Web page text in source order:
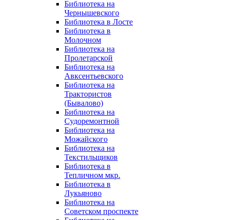
Библиотека на
Чернышевского
Библиотека в Лосте
Библиотека в
Молочном
Библиотека на
Пролетарской
Библиотека на
Авксентьевского
Библиотека на
Трактористов
(Бывалово)
Библиотека на
Судоремонтной
Библиотека на
Можайского
Библиотека на
Текстильщиков
Библиотека в
Тепличном мкр.
Библиотека в
Лукьяново
Библиотека на
Советском проспекте